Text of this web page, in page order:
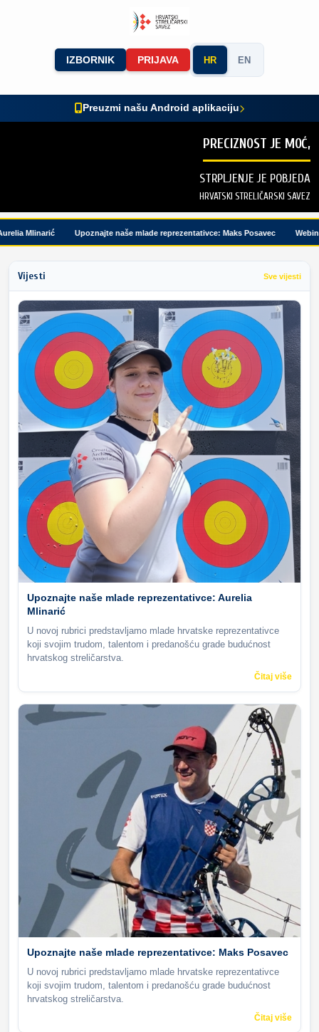
IZBORNIK PRIJAVA HR EN
Preuzmi našu Android aplikaciju
PRECIZNOST JE MOĆ,
STRPLJENJE JE POBJEDA
HRVATSKI STRELIČARSKI SAVEZ
Mlinarić Upoznajte naše mlade reprezentativce: Maks Posavec Webinar
Vijesti Sve vijesti
Upoznajte naše mlade reprezentativce: Aurelia
Mlinarić
U novoj rubrici predstavljamo mlade hrvatske reprezentativce
koji svojim trudom, talentom i predanošću grade budućnost
hrvatskog streličarstva.
Čitaj više
Upoznajte naše mlade reprezentativce: Maks Posavec
U novoj rubrici predstavljamo mlade hrvatske reprezentativce
koji svojim trudom, talentom i predanošću grade budućnost
hrvatskog streličarstva.
Čitaj više